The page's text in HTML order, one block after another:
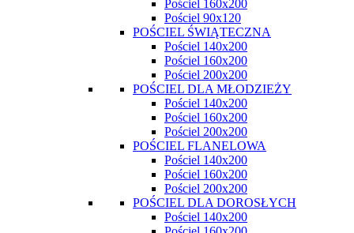
Pościel 160x200
Pościel 90x120
POŚCIEL ŚWIĄTECZNA
Pościel 140x200
Pościel 160x200
Pościel 200x200
POŚCIEL DLA MŁODZIEŻY
Pościel 140x200
Pościel 160x200
Pościel 200x200
POŚCIEL FLANELOWA
Pościel 140x200
Pościel 160x200
Pościel 200x200
POŚCIEL DLA DOROSŁYCH
Pościel 140x200